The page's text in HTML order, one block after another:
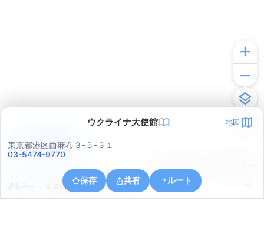
ウクライナ大使館 地図
東京都港区西麻布３-５-３１
03-5474-9770
保存 共有 ルート
東京都港区芝５丁目１８
アプリで見る